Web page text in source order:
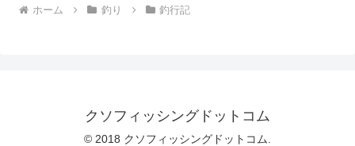
ホーム 釣り 釣行記
クソフィッシングドットコム
© 2018 クソフィッシングドットコム.